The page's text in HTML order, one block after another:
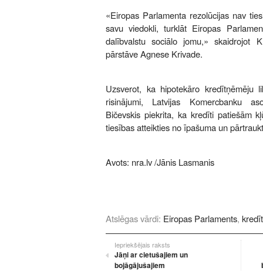
«Eiropas Parlamenta rezolūcijas nav
savu viedokli, turklāt Eiropas
dalībvalstu sociālo jomu,» skaidrojot
pārstāve Agnese Krivade.
Uzsverot, ka hipotekāro kredītņēmēju
risinājumi, Latvijas Komercbanku
Bičevskis piekrita, ka kredīti patiešām
tiesības atteikties no īpašuma un
Avots: nra.lv/Jānis Lasmanis
Atslēgas vārdi: Eiropas Parlaments,
Iepriekšējais raksts
Jāņi ar cietušajiem un
bojāgājušajiem